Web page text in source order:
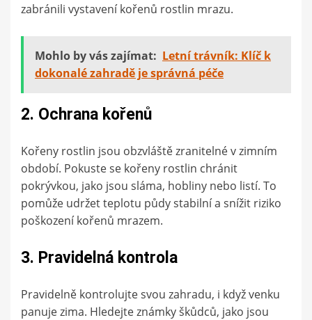
zabránili vystavení kořenů rostlin mrazu.
Mohlo by vás zajímat: Letní trávník: Klíč k
dokonalé zahradě je správná péče
2. Ochrana kořenů
Kořeny rostlin jsou obzvláště zranitelné v zimním
období. Pokuste se kořeny rostlin chránit
pokrývkou, jako jsou sláma, hobliny nebo listí. To
pomůže udržet teplotu půdy stabilní a snížit riziko
poškození kořenů mrazem.
3. Pravidelná kontrola
Pravidelně kontrolujte svou zahradu, i když venku
panuje zima. Hledejte známky škůdců, jako jsou